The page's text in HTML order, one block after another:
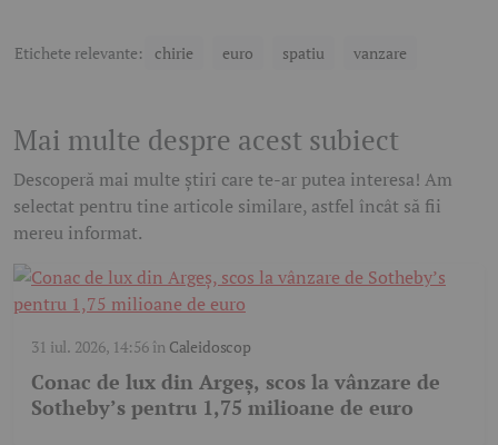
Etichete relevante: chirie euro spatiu vanzare
Mai multe despre acest subiect
Descoperă mai multe știri care te-ar putea interesa! Am
selectat pentru tine articole similare, astfel încât să fii
mereu informat.
31 iul. 2026, 14:56în Caleidoscop
Conac de lux din Argeș, scos la vânzare de
Sotheby’s pentru 1,75 milioane de euro